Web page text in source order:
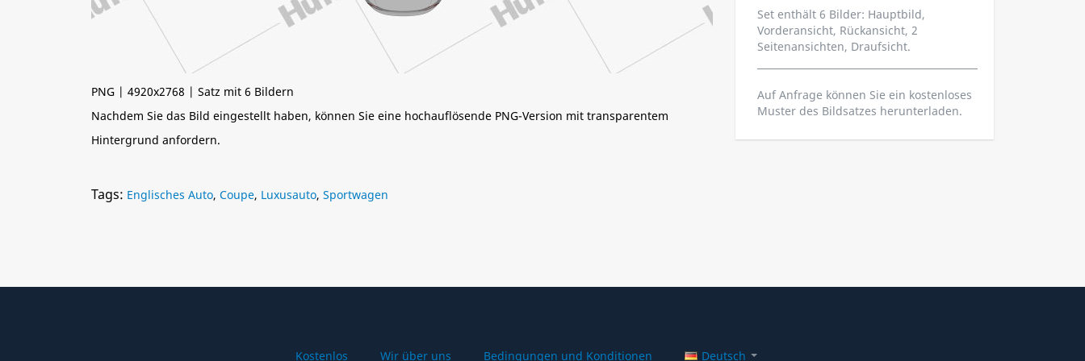
PNG | 4920x2768 | Satz mit 6 Bildern
Nachdem Sie das Bild eingestellt haben, können Sie eine hochauflösende PNG-Version mit transparentem
Hintergrund anfordern.
Set enthält 6 Bilder: Hauptbild,
Vorderansicht, Rückansicht, 2
Seitenansichten, Draufsicht.
Auf Anfrage können Sie ein kostenloses
Muster des Bildsatzes herunterladen.
Tags: Englisches Auto, Coupe, Luxusauto, Sportwagen
Kostenlos Wir über uns Bedingungen und Konditionen Deutsch